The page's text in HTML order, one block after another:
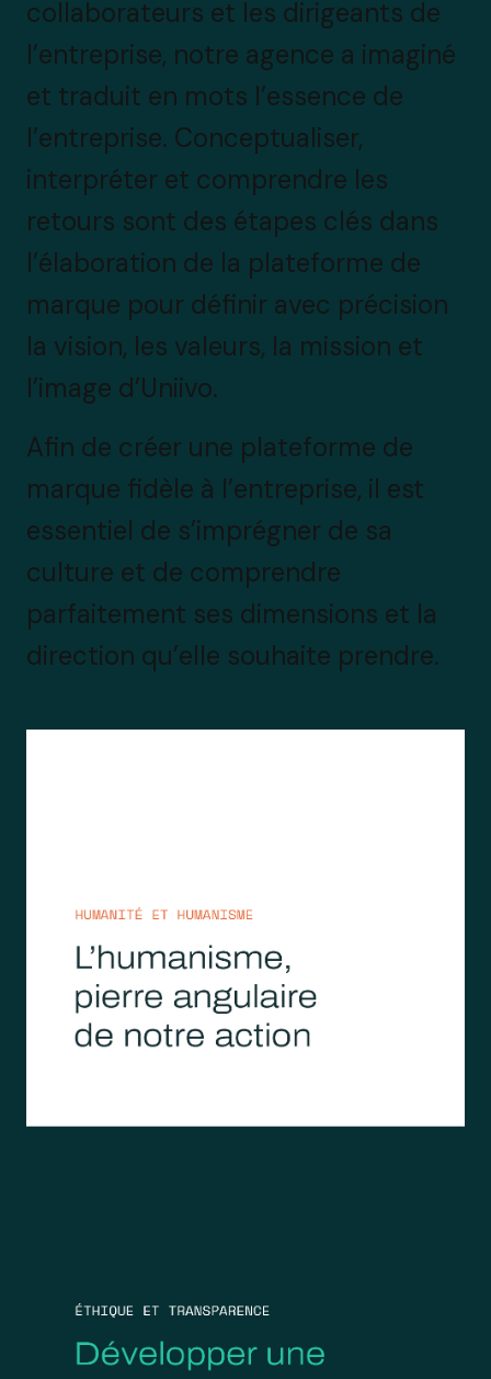
collaborateurs et les dirigeants de
l’entreprise, notre agence a imaginé
et traduit en mots l’essence de
l’entreprise. Conceptualiser,
interpréter et comprendre les
retours sont des étapes clés dans
l’élaboration de la plateforme de
marque pour définir avec précision
la vision, les valeurs, la mission et
l’image d’Uniivo.
Afin de créer une plateforme de
marque fidèle à l’entreprise, il est
essentiel de s’imprégner de sa
culture et de comprendre
parfaitement ses dimensions et la
direction qu’elle souhaite prendre.